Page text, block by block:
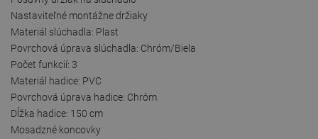
Nastaviteľné montážne držiaky
Materiál slúchadla: Plast
Povrchová úprava slúchadla: Chróm/Biela
Počet funkcií: 3
Materiál hadice: PVC
Povrchová úprava hadice: Chróm
Dĺžka hadice: 150 cm
Mosadzné koncovky